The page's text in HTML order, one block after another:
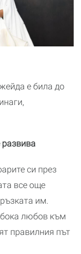
е била до
си през
все още
им.
любов към
правилния път